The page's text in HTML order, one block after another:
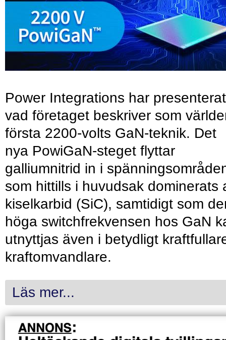
Power Integrations har presenterat
vad företaget beskriver som
första 2200-volts GaN-teknik. Det
nya PowiGaN-steget flyttar
galliumnitrid in i
som hittills i huvudsak dominerats
kiselkarbid (SiC), samtidigt som
höga switchfrekvensen hos GaN
utnyttjas även i betydligt
kraftomvandlare.
Läs mer...